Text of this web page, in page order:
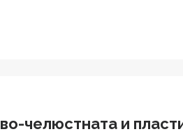
челюстната и